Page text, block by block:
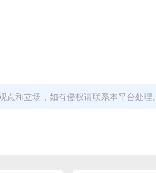
和立场，如有侵权请联系本平台处理。